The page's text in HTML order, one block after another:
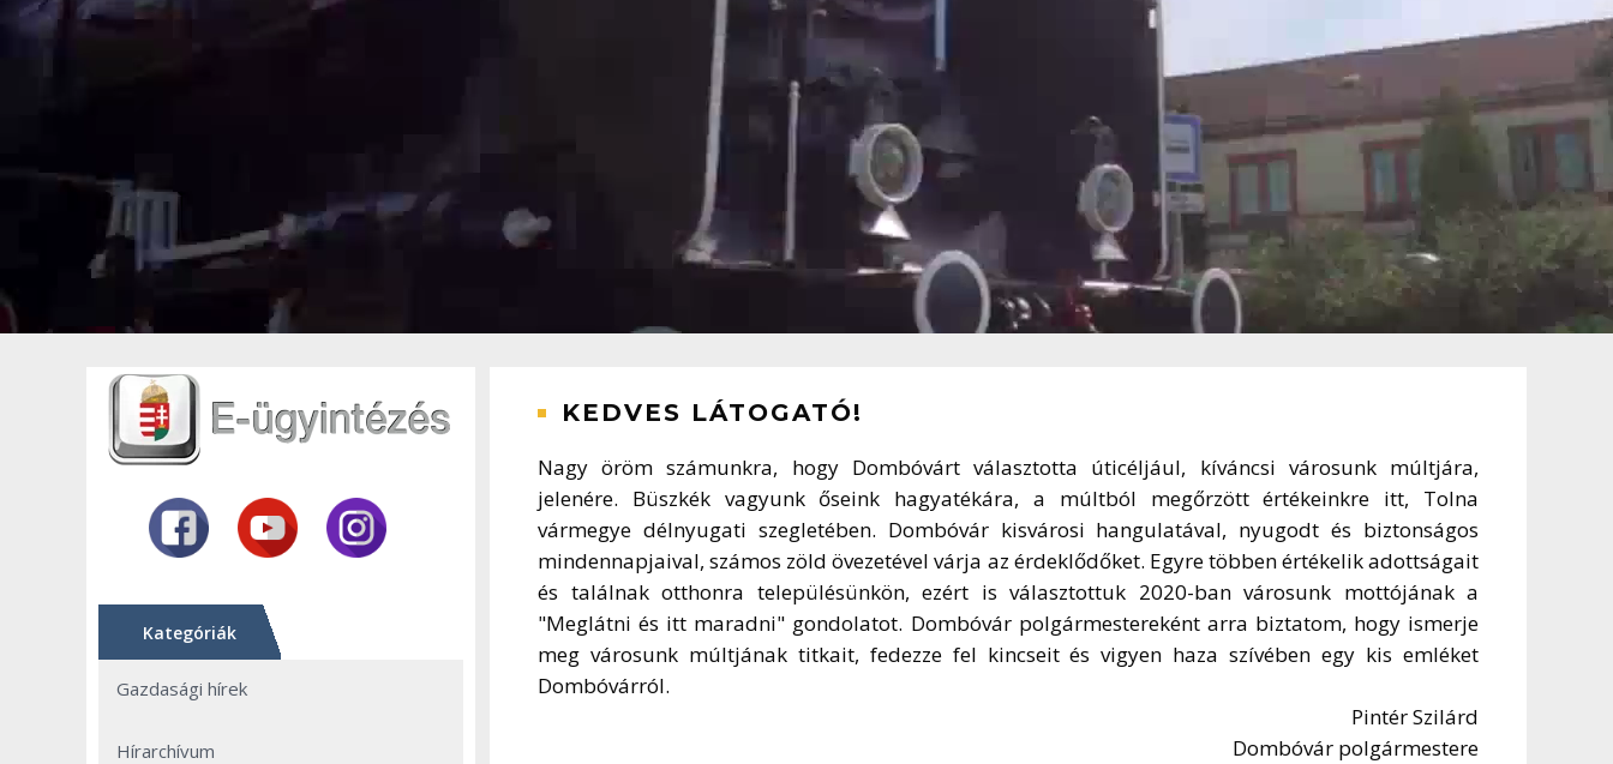
Kategóriák
Gazdasági hírek
Hírarchívum
KEDVES LÁTOGATÓ!
Nagy öröm számunkra, hogy Dombóvárt választotta úticéljául, kíváncsi városunk múltjára,
jelenére. Büszkék vagyunk őseink hagyatékára, a múltból megőrzött értékeinkre itt, Tolna
vármegye délnyugati szegletében. Dombóvár kisvárosi hangulatával, nyugodt és biztonságos
mindennapjaival, számos zöld övezetével várja az érdeklődőket. Egyre többen értékelik adottságait
és találnak otthonra településünkön, ezért is választottuk 2020-ban városunk mottójának a
"Meglátni és itt maradni" gondolatot. Dombóvár polgármestereként arra biztatom, hogy ismerje
meg városunk múltjának titkait, fedezze fel kincseit és vigyen haza szívében egy kis emléket
Dombóvárról.
Pintér Szilárd
Dombóvár polgármestere